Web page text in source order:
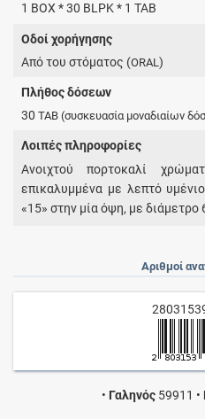
1 BOX * 30 BLPK * 1 TAB
Οδοί χορήγησης
Από του στόματος (ORAL )
Πλήθος δόσεων
30TAB (συσκευασία μοναδιαίων
Λοιπές πληροφορίες
Aνοιχτού πορτοκαλί
επικαλυμμένα με λεπτό
«15» στην μία όψη, με διάμετρο
Αριθμοί
• Γαληνός59911 •